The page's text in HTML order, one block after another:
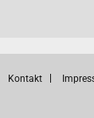
Kontakt